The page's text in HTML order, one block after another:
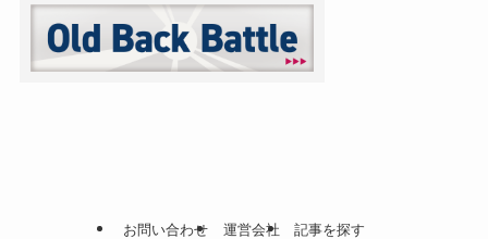
お問い合わせ 運営会社 記事を探す